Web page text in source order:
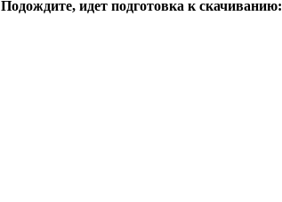
Подождите, идет подготовка к скачиванию: